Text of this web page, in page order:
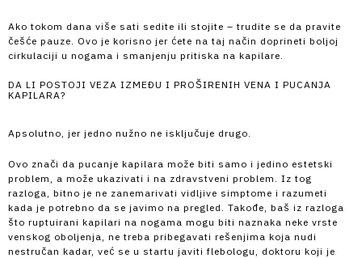
Ako tokom dana više sati sedite ili stojite – trudite se da pravite
češće pauze. Ovo je korisno jer ćete na taj način doprineti boljoj
cirkulaciji u nogama i smanjenju pritiska na kapilare.
DA LI POSTOJI VEZA IZMEĐU I PROŠIRENIH VENA I PUCANJA
KAPILARA?
Apsolutno, jer jedno nužno ne isključuje drugo.
Ovo znači da pucanje kapilara može biti samo i jedino estetski
problem, a može ukazivati i na zdravstveni problem. Iz tog
razloga, bitno je ne zanemarivati vidljive simptome i razumeti
kada je potrebno da se javimo na pregled. Takođe, baš iz razloga
što ruptuirani kapilari na nogama mogu biti naznaka neke vrste
venskog oboljenja, ne treba pribegavati rešenjima koja nudi
nestručan kadar, već se u startu javiti flebologu, doktoru koji je